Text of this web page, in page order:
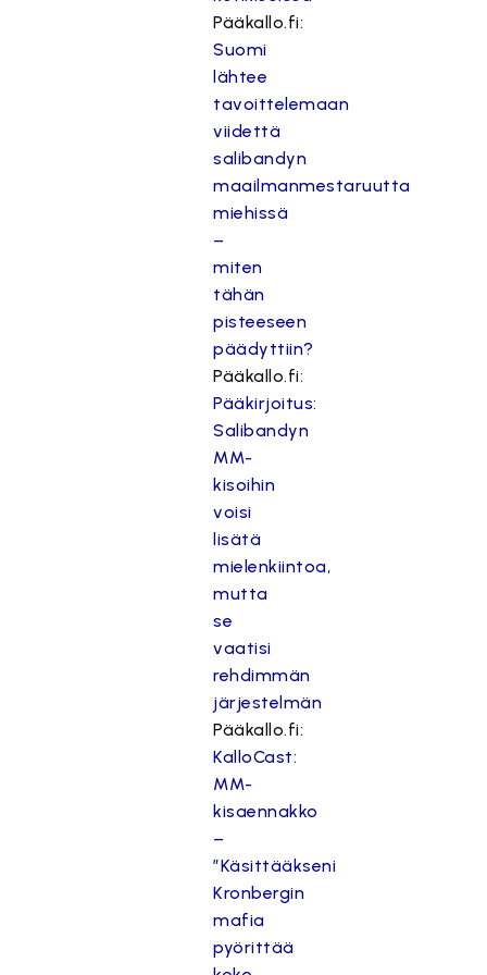
Pääkallo.fi:
Suomi
lähtee
tavoittelemaan
viidettä
salibandyn
maailmanmestaruutta
miehissä
–
miten
tähän
pisteeseen
päädyttiin?
Pääkallo.fi:
Pääkirjoitus:
Salibandyn
MM-
kisoihin
voisi
lisätä
mielenkiintoa,
mutta
se
vaatisi
rehdimmän
järjestelmän
Pääkallo.fi:
KalloCast:
MM-
kisaennakko
–
”Käsittääkseni
Kronbergin
mafia
pyörittää